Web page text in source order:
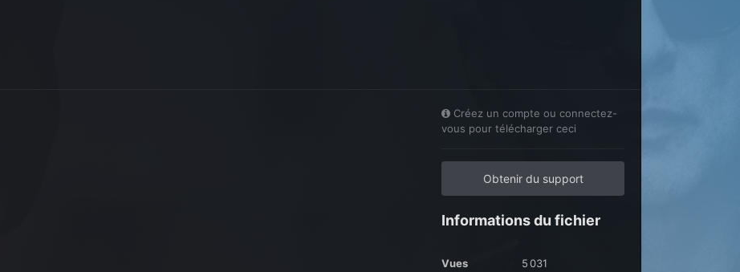
Créez un compte ou connectez-
vous pour télécharger ceci
Obtenir du support
Informations du fichier
Vues 5 031